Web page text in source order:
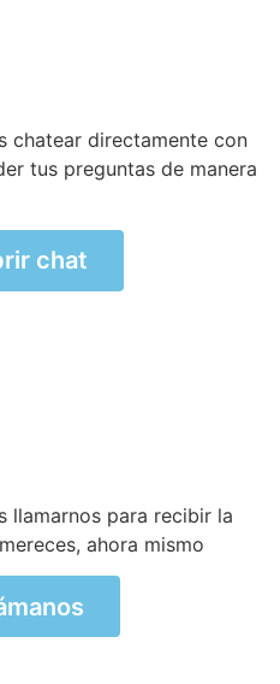
chatear directamente con
tus preguntas de manera
chat
llamarnos para recibir la
ahora mismo